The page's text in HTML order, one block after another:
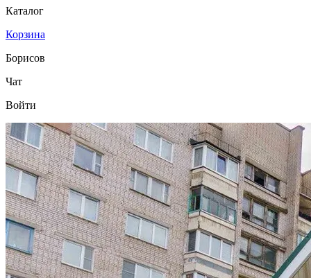
Каталог
Корзина
Борисов
Чат
Войти